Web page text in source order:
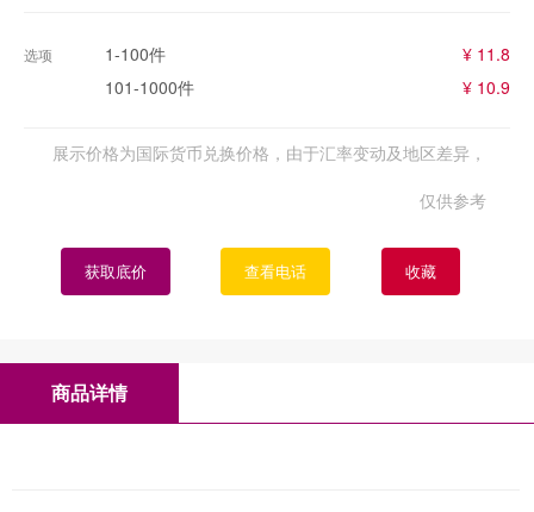
选项 1-100件
¥ 11.8
101-1000件
¥ 10.9
展示价格为国际货币兑换价格，由于汇率变动及地区差异，
仅供参考
获取底价 查看电话 收藏
商品详情